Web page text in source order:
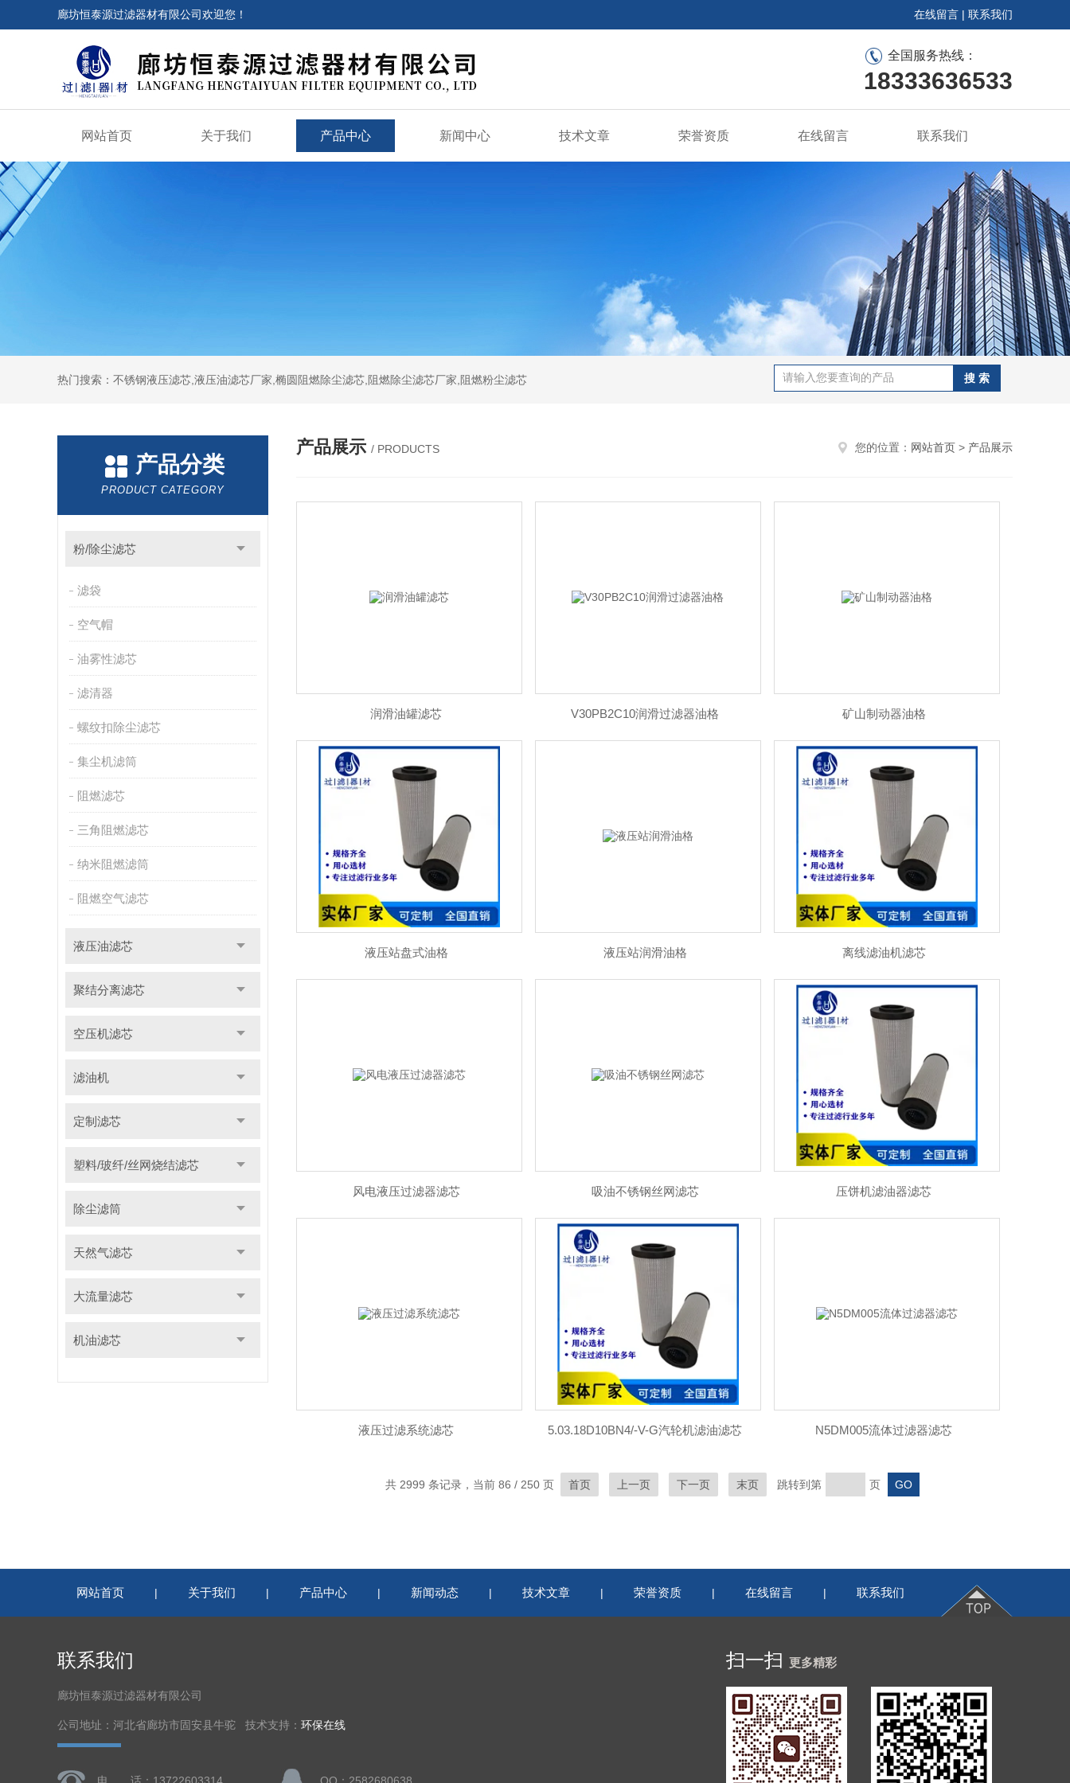
廊坊恒泰源过滤器材有限公司欢迎您！ 在线留言 | 联系我们
全国服务热线：
18333636533
网站首页 关于我们 产品中心 新闻中心 技术文章 荣誉资质 在线留言 联系我们
热门搜索：不锈钢液压滤芯,液压油滤芯厂家,椭圆阻燃除尘滤芯,阻燃除尘滤芯厂家,阻燃粉尘滤芯
产品分类
PRODUCT CATEGORY
粉/除尘滤芯
滤袋
空气帽
油雾性滤芯
滤清器
螺纹扣除尘滤芯
集尘机滤筒
阻燃滤芯
三角阻燃滤芯
纳米阻燃滤筒
阻燃空气滤芯
液压油滤芯
聚结分离滤芯
空压机滤芯
滤油机
定制滤芯
塑料/玻纤/丝网烧结滤芯
除尘滤筒
天然气滤芯
大流量滤芯
机油滤芯
产品展示 / PRODUCTS 您的位置： 网站首页 > 产品展示
润滑油罐滤芯 V30PB2C10润滑过滤器油格 矿山制动器油格
液压站盘式油格 液压站润滑油格 离线滤油机滤芯
风电液压过滤器滤芯 吸油不锈钢丝网滤芯 压饼机滤油器滤芯
液压过滤系统滤芯 5.03.18D10BN4/-V-G汽轮机滤油滤芯 N5DM005流体过滤器滤芯
共 2999 条记录，当前 86 / 250 页 首页 上一页 下一页 末页 跳转到第 页
网站首页 | 关于我们 | 产品中心 | 新闻动态 | 技术文章 | 荣誉资质 | 在线留言 | 联系我们
联系我们
廊坊恒泰源过滤器材有限公司
公司地址：河北省廊坊市固安县牛驼 技术支持： 环保在线
扫一扫 更多精彩